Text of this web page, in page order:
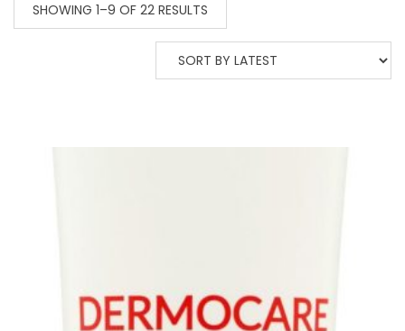
SHOWING 1–9 OF 22 RESULTS